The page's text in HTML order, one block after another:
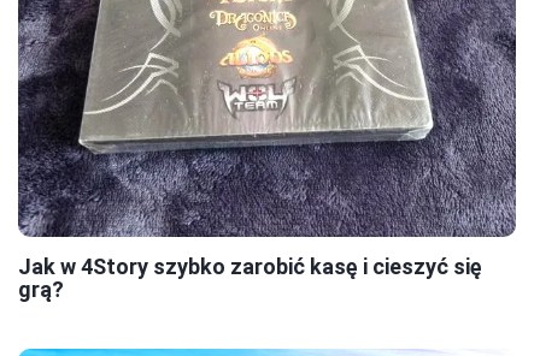
Jak w 4Story szybko zarobić kasę i cieszyć się
grą?